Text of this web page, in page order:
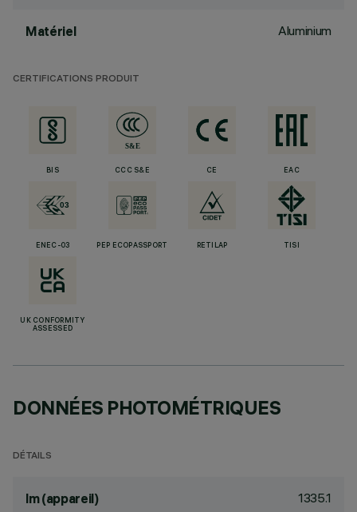
Matériel Aluminium
CERTIFICATIONS PRODUIT
BIS CCC S&E CE EAC
ENEC-03 PEP ECOPASSPORT RETILAP TISI
UK CONFORMITY
ASSESSED
DONNÉES PHOTOMÉTRIQUES
DÉTAILS
lm (appareil) 1335.1